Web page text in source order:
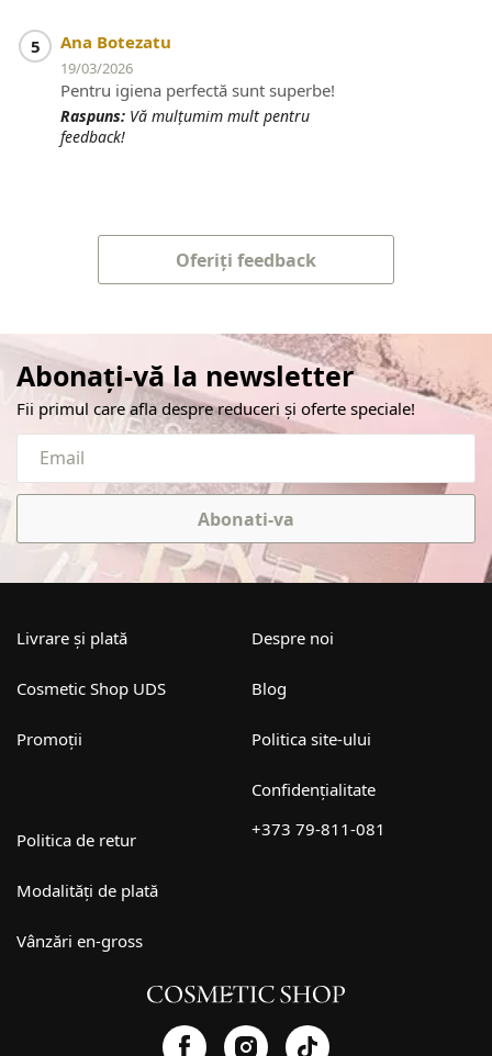
5 Ana Botezatu
19/03/2026
Pentru igiena perfectă sunt superbe!
Raspuns: Vă mulțumim mult pentru
feedback!
Oferiți feedback
Abonați-vă la newsletter
Fii primul care afla despre reduceri și oferte speciale!
Abonati-va
Livrare și plată
Cosmetic Shop UDS
Promoții
Despre noi
Blog
Politica site-ului
Confidențialitate
Politica de retur
Modalități de plată
Vânzări en-gross
+373 79-811-081